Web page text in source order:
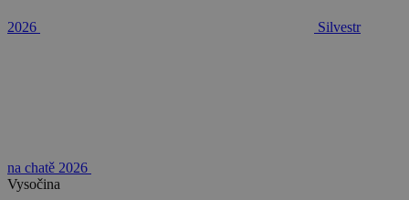
2026 Silvestr
na chatě 2026
Vysočina